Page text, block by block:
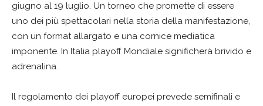
giugno al 19 luglio. Un torneo che promette di essere
uno dei più spettacolari nella storia della manifestazione,
con un format allargato e una cornice mediatica
imponente. In Italia playoff Mondiale significherà brivido e
adrenalina.
Il regolamento dei playoff europei prevede semifinali e